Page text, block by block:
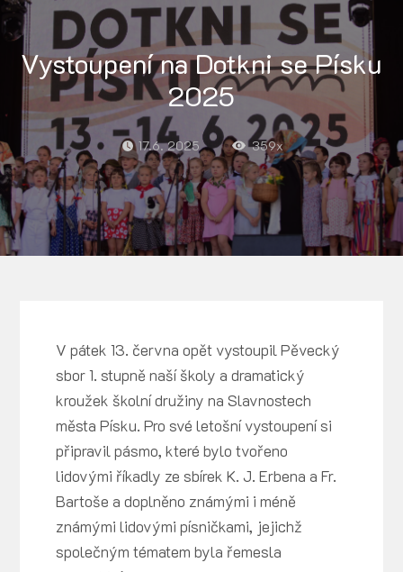
Vystoupení na Dotkni se Písku
2025
17.6. 2025 359x
V pátek 13. června opět vystoupil Pěvecký
sbor 1. stupně naší školy a dramatický
kroužek školní družiny na Slavnostech
města Písku. Pro své letošní vystoupení si
připravil pásmo, které bylo tvořeno
lidovými říkadly ze sbírek K. J. Erbena a Fr.
Bartoše a doplněno známými i méně
známými lidovými písničkami, jejichž
společným tématem byla řemesla